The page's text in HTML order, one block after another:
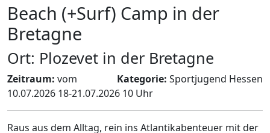
Beach (+Surf) Camp in der
Bretagne
Ort: Plozevet in der Bretagne
Kategorie: Sportjugend Hessen
Zeitraum: vom
10.07.2026 18-21.07.2026 10 Uhr
Raus aus dem Alltag, rein ins Atlantikabenteuer mit der